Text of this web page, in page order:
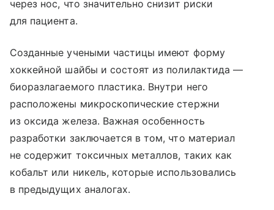
через нос, что значительно снизит риски
для пациента.
Созданные учеными частицы имеют форму
хоккейной шайбы и состоят из полилактида —
биоразлагаемого пластика. Внутри него
расположены микроскопические стержни
из оксида железа. Важная особенность
разработки заключается в том, что материал
не содержит токсичных металлов, таких как
кобальт или никель, которые использовались
в предыдущих аналогах.